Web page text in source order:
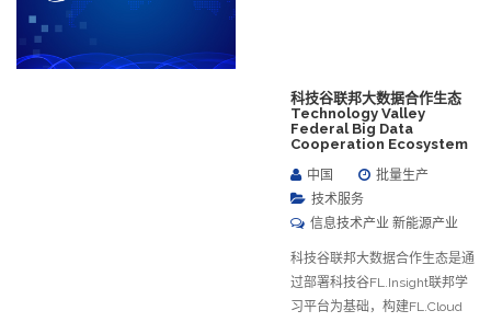
科技谷联邦大数据合作生态
Technology Valley
Federal Big Data
Cooperation Ecosystem
中国
批量生产
技术服务
信息技术产业 新能源产业
科技谷联邦大数据合作生态是通
过部署科技谷FL.Insight联邦学
习平台为基础，构建FL.Cloud